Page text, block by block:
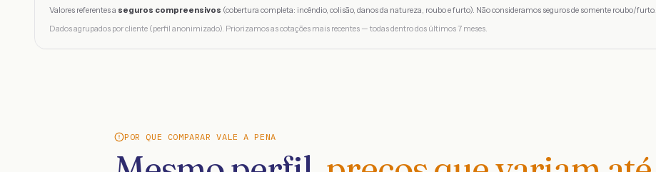
Valores referentes a seguros compreensivos (cobertura completa: incêndio, colisão, danos da natureza, roubo e furto). Não consideramos seguros de somente roubo/furto.
Dados agrupados por cliente (perfil anonimizado). Priorizamos as cotações mais recentes — todas dentro dos últimos 7 meses.
POR QUE COMPARAR VALE A PENA